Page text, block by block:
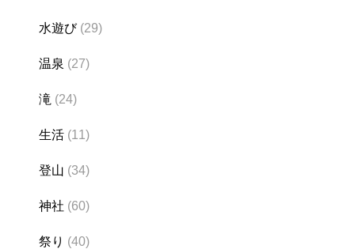
水遊び(29)
温泉 (27)
滝 (24)
生活 (11)
登山 (34)
神社 (60)
祭り (40)